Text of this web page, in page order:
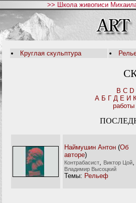
>> Школа живописи
Круглая скульптура
B C D
А Б Г Д Е И
работы
Наймушин Антон (Об
авторе)
Контрабасист Виктор Цой
Владимир Высоцкий
Темы: Рельеф